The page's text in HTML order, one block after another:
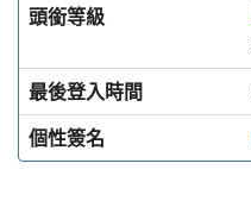
頭銜等級
最後登入時間
個性簽名